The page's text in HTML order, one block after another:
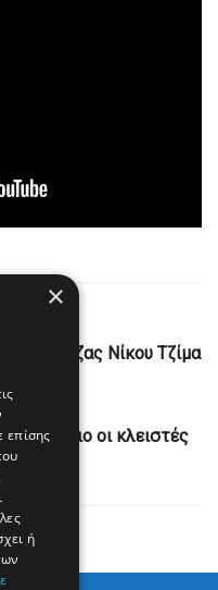
Πρέβεζας Νίκου Τζίμα
Ιανουάριο οι κλειστές
11/1
×
επίσης
ή